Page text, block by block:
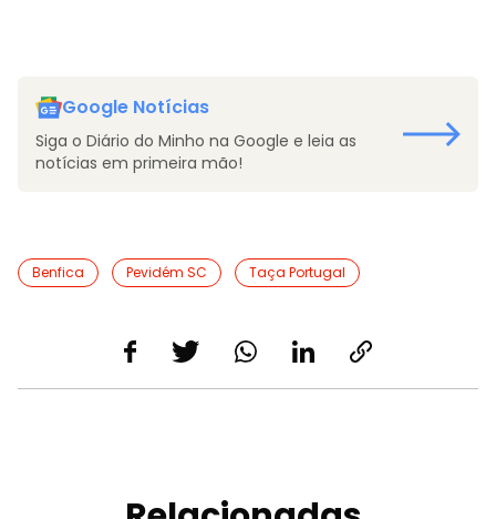
Google Notícias
Siga o Diário do Minho na Google e leia as
notícias em primeira mão!
Benfica Pevidém SC Taça Portugal